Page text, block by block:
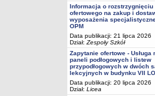
Informacja o rozstrzygnięciu
ofertowego na zakup i
wyposażenia
OPM
Data publikacji: 21 lipca 2026
Dział: Zespoły Szkół
Zapytanie ofertowe - Usługa
paneli podłogowych i listew
przypodłogowych w dwóch
lekcyjnych w budynku VII LO
Data publikacji: 20 lipca 2026
Dział: Licea